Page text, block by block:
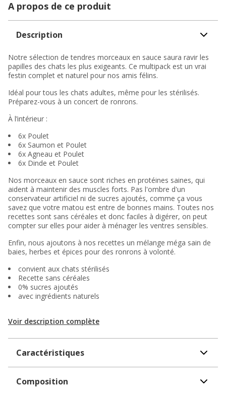
A propos de ce produit
Description
Notre sélection de tendres morceaux en sauce saura ravir les
papilles des chats les plus exigeants. Ce multipack est un vrai
festin complet et naturel pour nos amis félins.
Idéal pour tous les chats adultes, même pour les stérilisés.
Préparez-vous à un concert de ronrons.
À l’intérieur :
6x Poulet
6x Saumon et Poulet
6x Agneau et Poulet
6x Dinde et Poulet
Nos morceaux en sauce sont riches en protéines saines, qui
aident à maintenir des muscles forts. Pas l'ombre d'un
conservateur artificiel ni de sucres ajoutés, comme ça vous
savez que votre matou est entre de bonnes mains. Toutes nos
recettes sont sans céréales et donc faciles à digérer, on peut
compter sur elles pour aider à ménager les ventres sensibles.
Enfin, nous ajoutons à nos recettes un mélange méga sain de
baies, herbes et épices pour des ronrons à volonté.
convient aux chats stérilisés
Recette sans céréales
0% sucres ajoutés
avec ingrédients naturels
Voir description complète
Caractéristiques
Composition